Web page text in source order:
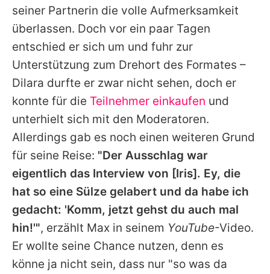
seiner Partnerin die volle Aufmerksamkeit
überlassen. Doch vor ein paar Tagen
entschied er sich um und fuhr zur
Unterstützung zum Drehort des Formates –
Dilara durfte er zwar nicht sehen, doch er
konnte für die Teilnehmer einkaufen und
unterhielt sich mit den Moderatoren.
Allerdings gab es noch einen weiteren Grund
für seine Reise: "Der Ausschlag war
eigentlich das Interview von [Iris]. Ey, die
hat so eine Sülze gelabert und da habe ich
gedacht: 'Komm, jetzt gehst du auch mal
hin!'", erzählt Max in seinem YouTube-Video.
Er wollte seine Chance nutzen, denn es
könne ja nicht sein, dass nur "so was da